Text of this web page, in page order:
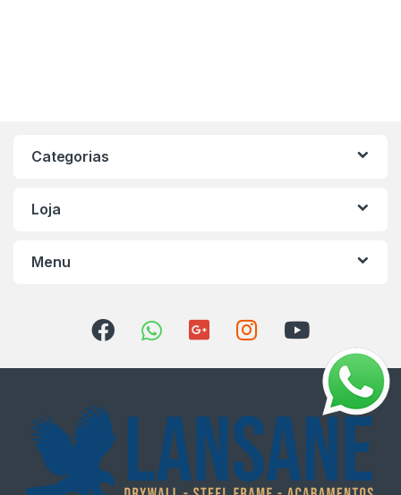
Categorias
Loja
Menu